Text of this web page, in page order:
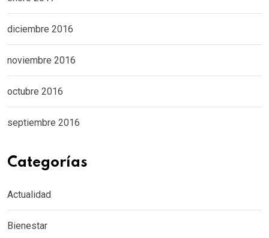
diciembre 2016
noviembre 2016
octubre 2016
septiembre 2016
Categorías
Actualidad
Bienestar